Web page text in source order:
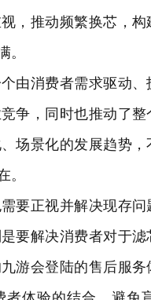
，推动频繁换芯，
。
消费者需求驱动、
争，同时也推动了
场景化的发展趋势
。
正视并解决现存问
要解决消费者对于
游会登陆的售后服